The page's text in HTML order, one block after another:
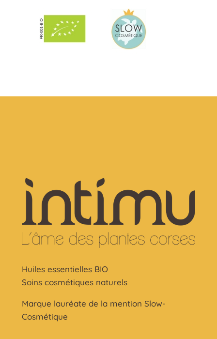
Huiles essentielles BIO
Soins cosmétiques naturels
Marque lauréate de la mention Slow-
Cosmétique